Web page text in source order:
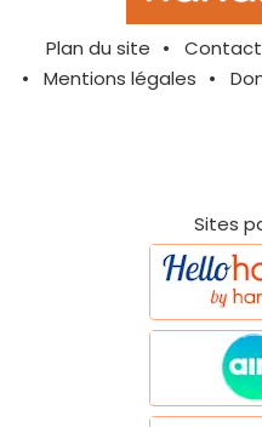
Plan du site Contact
Mentions légales
Sites